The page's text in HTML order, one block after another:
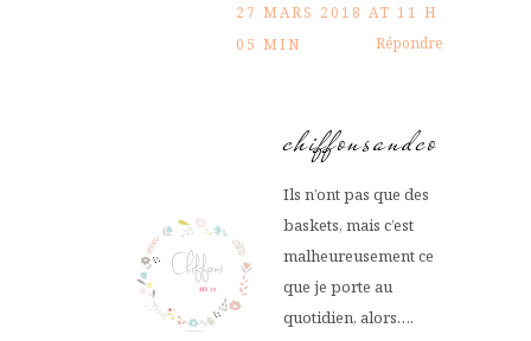
27 MARS 2018 AT 11 H
05 MIN
Répondre
chiffonsandco
Ils n’ont pas que des
baskets, mais c’est
malheureusement ce
que je porte au
quotidien, alors….